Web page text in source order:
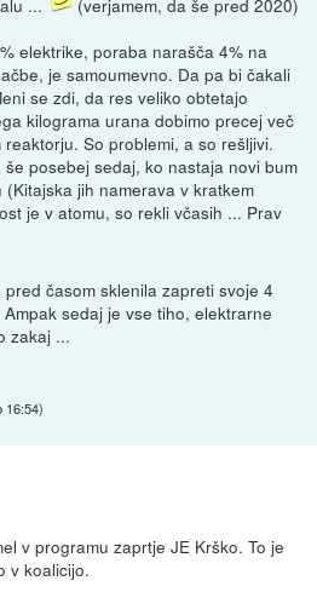
elektrike, poraba narašča 4% na
je samoumevno. Da pa bi čakali
se zdi, da res veliko obtetajo
kilograma urana dobimo precej več
So problemi, a so rešljivi.
posebej sedaj, ko nastaja novi bum
jih namerava v kratkem
je v atomu, so rekli včasih ... Prav
časom sklenila zapreti svoje 4
sedaj je vse tiho, elektrarne
zakaj ...
16:54)
v programu zaprtje JE Krško. To je
v koalicijo.